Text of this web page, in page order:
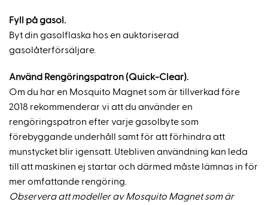
Fyll på gasol.
Byt din gasolflaska hos en auktoriserad
gasolåterförsäljare.
Använd Rengöringspatron (Quick-Clear).
Om du har en Mosquito Magnet som är tillverkad före
2018 rekommenderar vi att du använder en
rengöringspatron efter varje gasolbyte som
förebyggande underhåll samt för att förhindra att
munstycket blir igensatt. Utebliven användning kan leda
till att maskinen ej startar och därmed måste lämnas in för
mer omfattande rengöring.
Observera att modeller av Mosquito Magnet som är